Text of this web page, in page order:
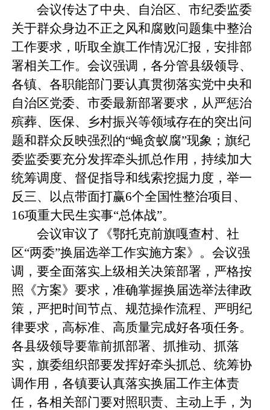
会议传达了中央、自治区、市纪委监委
关于群众身边不正之风和腐败问题集中整治
工作要求，听取全旗工作情况汇报，安排部
署相关工作。会议强调，各分管县级领导、
各镇、各职能部门要认真贯彻落实党中央和
自治区党委、市委最新部署要求，从严惩治
殡葬、医保、乡村振兴等领域存在的突出问
题和群众反映强烈的“蝇贪蚁腐”现象；旗纪
委监委要充分发挥牵头抓总作用，持续加大
统筹调度、督促指导和线索挖掘力度，举一
反三、以点带面打赢6个全国性整治项目、
16项重大民生实事“总体战”。
会议审议了《鄂托克前旗嘎查村、社
区“两委”换届选举工作实施方案》。会议强
调，要全面落实上级相关决策部署，严格按
照《方案》要求，准确掌握换届选举法律政
策，严把时间节点、规范操作流程、严明纪
律要求，高标准、高质量完成好各项任务。
各县级领导要靠前抓部署、抓推动、抓落
实，旗委组织部要发挥好牵头抓总、统筹协
调作用，各镇要认真落实换届工作主体责
任，各相关部门要对照职责、主动上手，为